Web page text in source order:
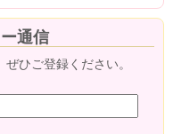
通信
ひご登録ください。